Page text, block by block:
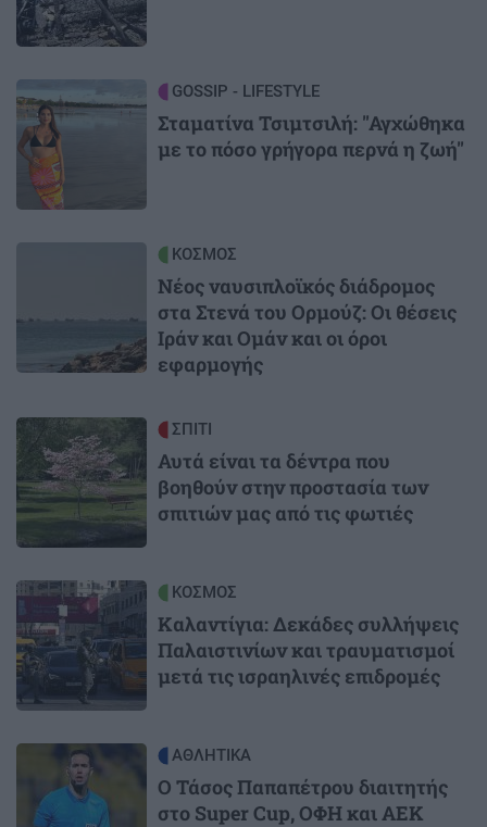
GOSSIP - LIFESTYLE
Σταματίνα Τσιμτσιλή: "Αγχώθηκα
με το πόσο γρήγορα περνά η ζωή"
ΚΟΣΜΟΣ
Νέος ναυσιπλοϊκός διάδρομος
στα Στενά του Ορμούζ: Οι θέσεις
Ιράν και Ομάν και οι όροι
εφαρμογής
Image ΣΠΙΤΙ
Αυτά είναι τα δέντρα που
βοηθούν στην προστασία των
σπιτιών μας από τις φωτιές
Image ΚΟΣΜΟΣ
Καλαντίγια: Δεκάδες συλλήψεις
Παλαιστινίων και τραυματισμοί
μετά τις ισραηλινές επιδρομές
ΑΘΛΗΤΙΚΑ
Ο Τάσος Παπαπέτρου διαιτητής
στο Super Cup, ΟΦΗ και ΑΕΚ